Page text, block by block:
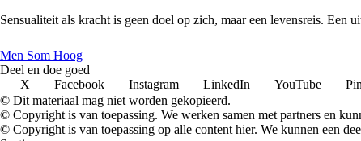
Sensualiteit als kracht is geen doel op zich, maar een levensreis. Een
Men Som Hoog
Deel en doe goed
X
Facebook Instagram LinkedIn YouTube
© Dit materiaal mag niet worden gekopieerd.
© Copyright is van toepassing. We werken samen met partners en
© Copyright is van toepassing op alle content hier. We kunnen een